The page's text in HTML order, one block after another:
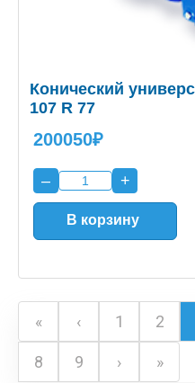
Конический
107 R 77
200050₽
– +
В корзину
Нумерация
страниц
Первая
страница
«
Предыдущая
страница
‹
Page
1
Page
2
Page
8
Page
9 › »